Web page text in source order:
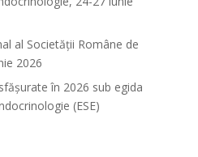
al Societății Române de
2026
în 2026 sub egida
(ESE)